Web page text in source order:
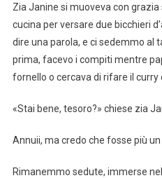
Zia Janine si muoveva con
cucina per versare due bicchieri
dire una parola, e ci sedemmo al
prima, facevo i compiti mentre
fornello o cercava di rifare il curry
«Stai bene, tesoro?» chiese zia
Annuii, ma credo che fosse più
Rimanemmo sedute, immerse